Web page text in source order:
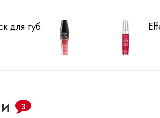
для губ
3